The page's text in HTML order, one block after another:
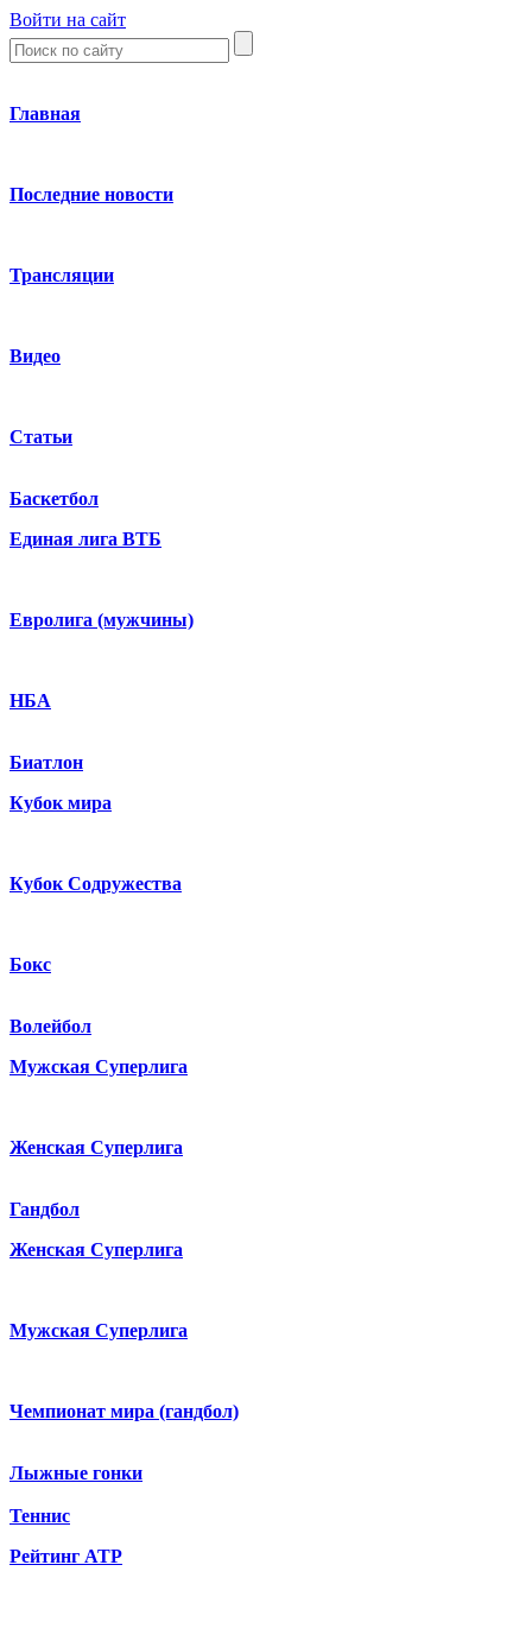
Войти на сайт
Главная
Последние новости
Трансляции
Видео
Статьи
Баскетбол
Единая лига ВТБ
Евролига (мужчины)
НБА
Биатлон
Кубок мира
Кубок Содружества
Бокс
Волейбол
Мужская Суперлига
Женская Суперлига
Гандбол
Женская Суперлига
Мужская Суперлига
Чемпионат мира (гандбол)
Лыжные гонки
Теннис
Рейтинг ATP